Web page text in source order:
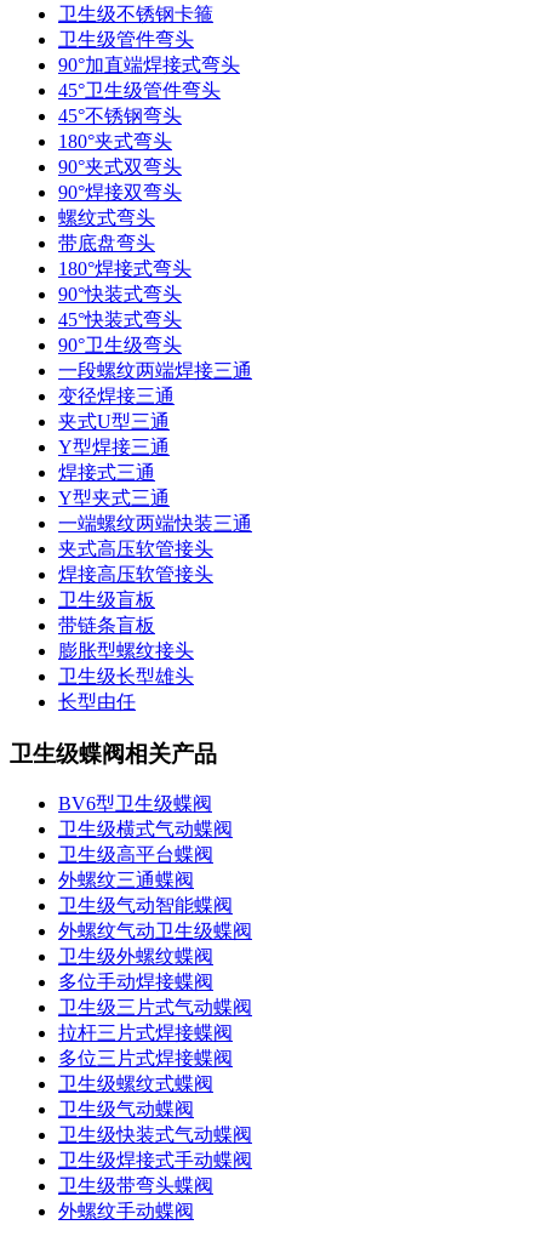
卫生级不锈钢卡箍
卫生级管件弯头
90°加直端焊接式弯头
45°卫生级管件弯头
45°不锈钢弯头
180°夹式弯头
90°夹式双弯头
90°焊接双弯头
螺纹式弯头
带底盘弯头
180°焊接式弯头
90°快装式弯头
45°快装式弯头
90°卫生级弯头
一段螺纹两端焊接三通
变径焊接三通
夹式U型三通
Y型焊接三通
焊接式三通
Y型夹式三通
一端螺纹两端快装三通
夹式高压软管接头
焊接高压软管接头
卫生级盲板
带链条盲板
膨胀型螺纹接头
卫生级长型雄头
长型由任
卫生级蝶阀相关产品
BV6型卫生级蝶阀
卫生级横式气动蝶阀
卫生级高平台蝶阀
外螺纹三通蝶阀
卫生级气动智能蝶阀
外螺纹气动卫生级蝶阀
卫生级外螺纹蝶阀
多位手动焊接蝶阀
卫生级三片式气动蝶阀
拉杆三片式焊接蝶阀
多位三片式焊接蝶阀
卫生级螺纹式蝶阀
卫生级气动蝶阀
卫生级快装式气动蝶阀
卫生级焊接式手动蝶阀
卫生级带弯头蝶阀
外螺纹手动蝶阀